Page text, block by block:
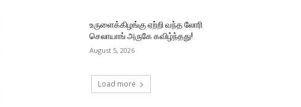
உருளைக்கிழங்கு ஏற்றி வந்த லோரி
செலாயாங் அருகே கவிழ்ந்தது!
August 5, 2026
Load more